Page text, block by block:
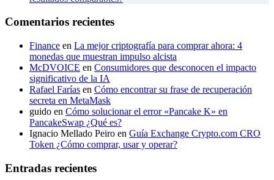
Comentarios recientes
Finance en La mejor criptografía para comprar ahora: 4
monedas que muestran impulso alcista
McDVOICE en Consumidores que desconocen el impacto
significativo de la IA
Rafael Farías en Cómo encontrar su frase de recuperación
secreta en MetaMask
guido en Cómo solucionar el error «Pancake K» en
PancakeSwap ¿Qué es?
Ignacio Mellado Peiro en Guía Exchange Crypto.com CRO
Token ¿Cómo comprar, usar y operar?
Entradas recientes